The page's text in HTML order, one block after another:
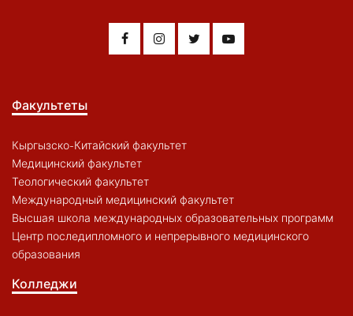
Факультеты
Кыргызско-Китайский факультет
Медицинский факультет
Теологический факультет
Международный медицинский факультет
Высшая школа международных образовательных программ
Центр последипломного и непрерывного медицинского
образования
Колледжи